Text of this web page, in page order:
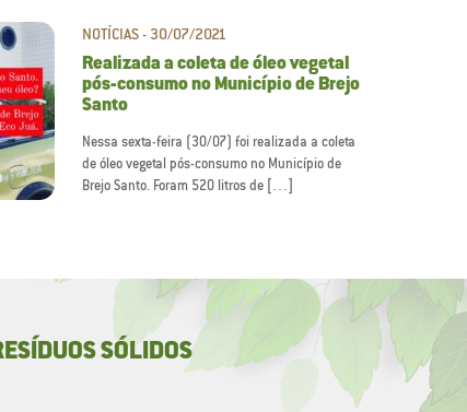
NOTÍCIAS - 30/07/2021
Realizada a coleta de óleo vegetal
pós-consumo no Município de Brejo
Santo
Nessa sexta-feira (30/07) foi realizada a coleta
de óleo vegetal pós-consumo no Município de
Brejo Santo. Foram 520 litros de […]
SÓLIDOS